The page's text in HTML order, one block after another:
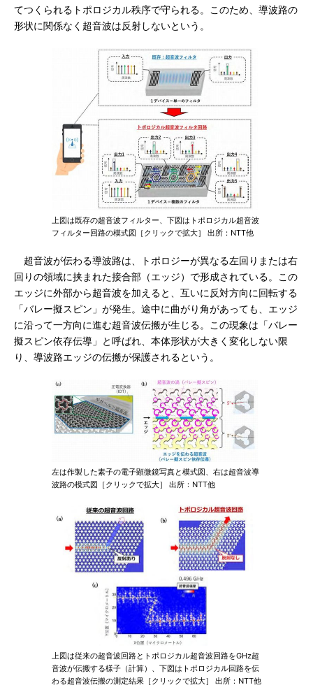
てつくられるトポロジカル秩序で守られる。このため、導波路の
形状に関係なく超音波は反射しないという。
上図は既存の超音波フィルター、下図はトポロジカル超音波
フィルター回路の模式図［クリックで拡大］ 出所：NTT他
超音波が伝わる導波路は、トポロジーが異なる左回りまたは右
回りの領域に挟まれた接合部（エッジ）で形成されている。この
エッジに外部から超音波を加えると、互いに反対方向に回転する
「バレー擬スピン」が発生。途中に曲がり角があっても、エッジ
に沿って一方向に進む超音波伝搬が生じる。この現象は「バレー
擬スピン依存伝導」と呼ばれ、本体形状が大きく変化しない限
り、導波路エッジの伝搬が保護されるという。
左は作製した素子の電子顕微鏡写真と模式図、右は超音波導
波路の模式図［クリックで拡大］ 出所：NTT他
上図は従来の超音波回路とトポロジカル超音波回路をGHz超
音波が伝搬する様子（計算）、下図はトポロジカル回路を伝
わる超音波伝搬の測定結果［クリックで拡大］ 出所：NTT他